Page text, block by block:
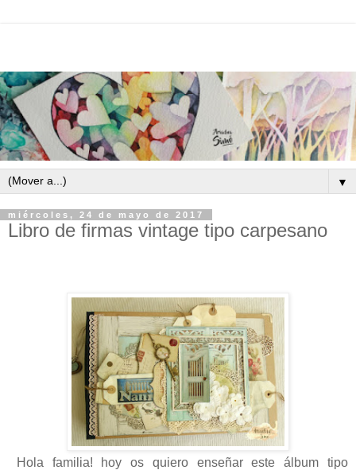
▼
miércoles, 24 de mayo de 2017
Libro de firmas vintage tipo carpesano
Hola familia! hoy os quiero enseñar este álbum tipo